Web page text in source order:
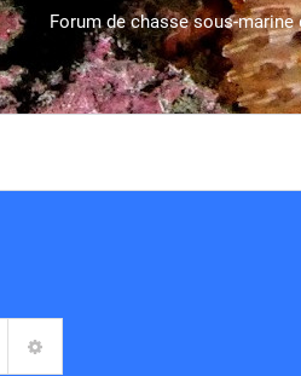
Forum de chasse sous-marine
Rechercher